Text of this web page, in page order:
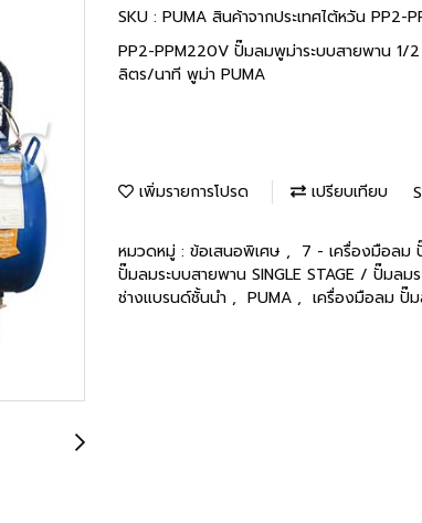
SKU : PUMA สินค้าจากประเทศไต้หวัน PP2-
PP2-PPM220V ปั๊มลมพูม่าระบบสายพาน
ลิตร/นาที พูม่า PUMA
เพิ่มรายการโปรด เปรียบเทียบ
หมวดหมู่ : ข้อเสนอพิเศษ , 7 - เครื่องมือลม
ปั๊มลมระบบสายพาน SINGLE STAGE / ปั๊มลม
ช่างแบรนด์ชั้นนำ , PUMA , เครื่องมือลม ปั๊